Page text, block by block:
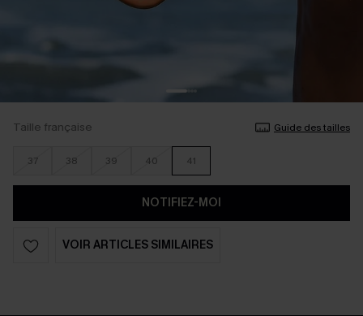
Taille française Guide des tailles
37 38 39 40 41
NOTIFIEZ-MOI
VOIR ARTICLES SIMILAIRES